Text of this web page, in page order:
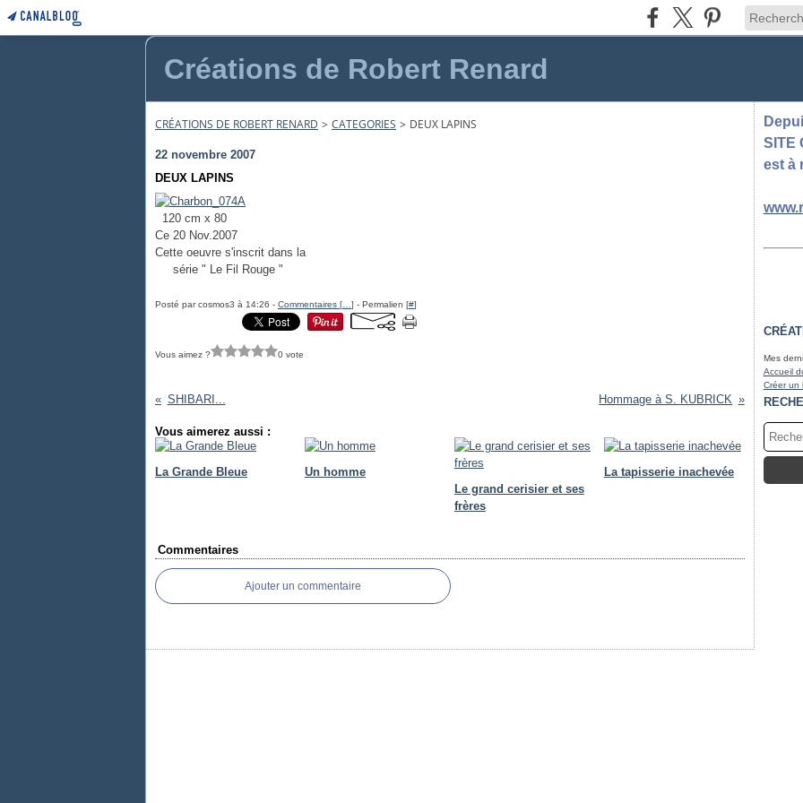
Créations de Robert Renard
CRÉATIONS DE ROBERT RENARD > CATEGORIES > DEUX LAPINS
22 novembre 2007
DEUX LAPINS
120 cm x 80
Ce 20 Nov.2007
Cette oeuvre s'inscrit dans la
série " Le Fil Rouge "
Posté par cosmos3 à 14:26 - Commentaires [ ] - Permalien [#]
Vous aimez ? 0 vote
SHIBARI... Hommage à S. KUBRICK
Vous aimerez aussi :
La Grande Bleue
Un homme
Le grand cerisier et ses
frères
La tapisserie inachevée
Commentaires
Ajouter un commentaire
SITE
est à
Mes
Accueil
Créer un